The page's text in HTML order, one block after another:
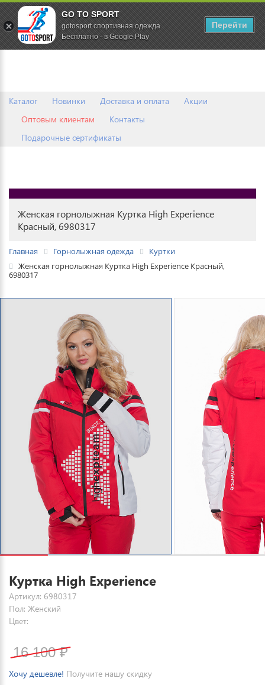
Каталог Новинки Доставка и оплата
Акции
Оптовым клиентам
Контакты
Подарочные сертификаты
0
Женская горнолыжная Куртка High Experience
Красный, 6980317
Главная Горнолыжная одежда
Куртки
Женская горнолыжная Куртка High Experience Красный,
6980317
Куртка High Experience
Артикул: 6980317
Пол: Женский
Цвет:
16 100₽
Хочу дешевле! Получите нашу скидку
GO TO SPORT
gotosport спортивная одежда
Бесплатно - в Google Play
Перейти